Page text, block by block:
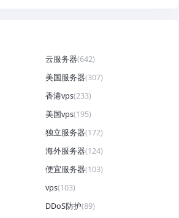
云服务器(642)
美国服务器(307)
香港vps(233)
美国vps(195)
独立服务器(172)
海外服务器(124)
便宜服务器(103)
vps(103)
DDoS防护(89)